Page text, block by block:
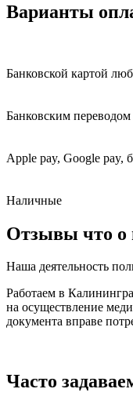
Варианты
Банковской картой
Банковским
Apple pay, Google pay,
Наличные
Отзывы что о
Наша деятельность
Работаем в
на осуществление
документа вправе
Часто